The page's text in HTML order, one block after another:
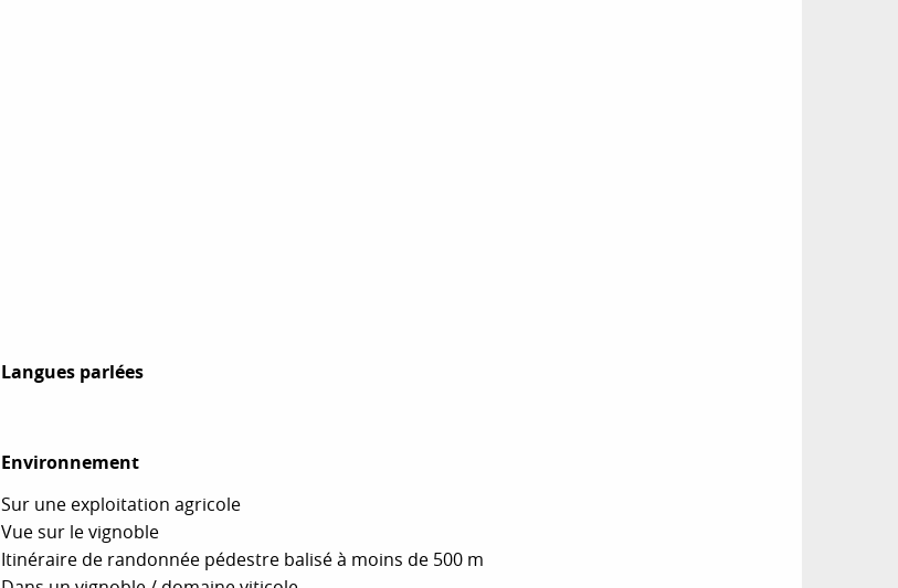
Langues parlées
Langues parlées
Environnement
Environnement
Sur une exploitation agricole
Vue sur le vignoble
Itinéraire de randonnée pédestre balisé à moins de 500 m